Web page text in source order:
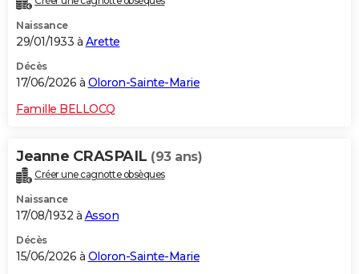
Naissance
29/01/1933 à Arette
Décès
17/06/2026 à Oloron-Sainte-Marie
Famille BELLOCQ
Jeanne CRASPAIL (93 ans)
Créer une cagnotte obsèques
Naissance
17/08/1932 à Asson
Décès
15/06/2026 à Oloron-Sainte-Marie